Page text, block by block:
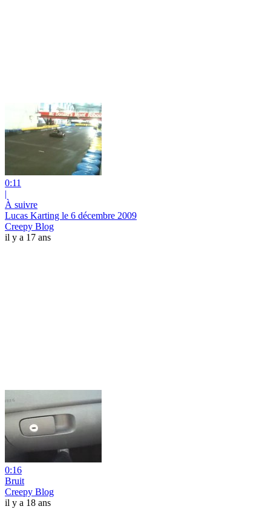
0:11
|
À suivre
Lucas Karting le 6 décembre 2009
Creepy Blog
il y a 17 ans
0:16
Bruit
Creepy Blog
il y a 18 ans